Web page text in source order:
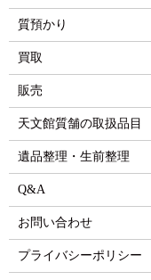
質預かり
買取
販売
天文館質舗の取扱品目
遺品整理・生前整理
Q&A
お問い合わせ
プライバシーポリシー